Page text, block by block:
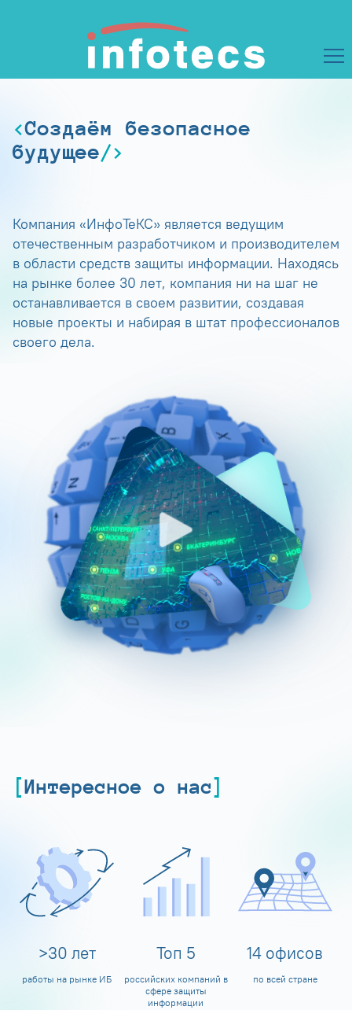
Создаём безопасное
будущее
Компания «ИнфоТеКС» является ведущим
отечественным разработчиком и производителем
в области средств защиты информации. Находясь
на рынке более 30 лет, компания ни на шаг не
останавливается в своем развитии, создавая
новые проекты и набирая в штат профессионалов
своего дела.
Интересное о нас
>30 лет
работы на рынке ИБ
Топ 5
российских компаний в
сфере защиты
информации
14 офисов
по всей стране